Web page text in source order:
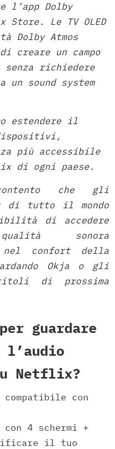
l’app Dolby
Store. Le TV OLED
Dolby Atmos
creare un campo
senza richiedere
un sound system
estendere il
più accessibile
di ogni paese.
che gli
di tutto il mondo
di accedere
sonora
nel confort della
Okja o gli
di prossima
guardare
l’audio
Netflix?
compatibile con
4 schermi +
il tuo